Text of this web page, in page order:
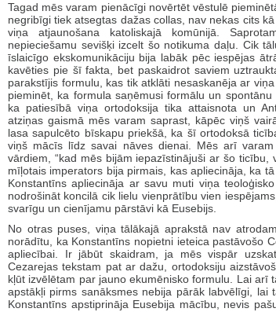
Tagad mēs varam pienācīgi novērtēt vēstulē
negribīgi tiek atsegtas dažas collas, nav nekas cits
viņa atjaunošana katoliskajā komūnijā.
nepieciešamu sevišķi izcelt šo notikuma daļu. Cik
īslaicīgo ekskomunikāciju bija labāk pēc iespējas
kavēties pie šī fakta, bet paskaidrot saviem
parakstījis formulu, kas tik atklāti nesaskanēja ar
pieminēt, ka formula saņēmusi formālu un
ka patiesībā viņa ortodoksija tika attaisnota un
atziņas gaismā mēs varam saprast, kāpēc viņš
lasa sapulcēto bīskapu priekšā, ka šī ortodoksā
viņš mācīs līdz savai nāves dienai. Mēs arī
vārdiem, “kad mēs bijām iepazīstinājuši ar šo ticību,
mīļotais imperators bija pirmais, kas apliecināja, ka
Konstantīns apliecināja ar savu muti viņa
nodrošināt koncilā cik lielu vienprātību vien
svarīgu un cienījamu pārstāvi kā Eusebijs.
No otras puses, viņa tālākajā aprakstā nav
norādītu, ka Konstantīns nopietni ieteica pastāvošo
apliecībai. Ir jābūt skaidram, ja mēs vispār
Cezarejas tekstam pat ar dažu, ortodoksiju
kļūt izvēlētam par jauno ekumēnisko formulu. Lai arī
apstākļi pirms sanāksmes nebija pārāk labvēlīgi, lai
Konstantīns apstiprināja Eusebija mācību, nevis